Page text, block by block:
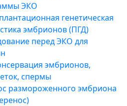
ЭКО
генетическая
эмбрионов (ПГД)
перед ЭКО для
эмбрионов,
спермы
размороженного эмбриона